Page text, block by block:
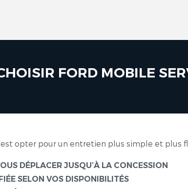
FORD MOBILE
opter pour un entretien plus simple et plus
DÉPLACER JUSQU’À LA CONCESSION
SELON VOS DISPONIBILITÉS